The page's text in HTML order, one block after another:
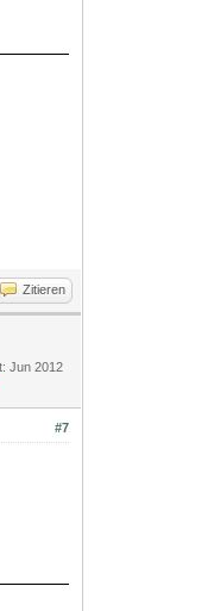
Zitieren
Jun 2012
#7